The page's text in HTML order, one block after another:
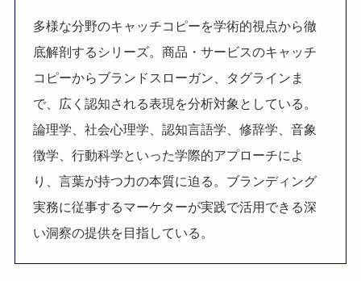
多様な分野のキャッチコピーを学術的視点から徹
底解剖するシリーズ。商品・サービスのキャッチ
コピーからブランドスローガン、タグラインま
で、広く認知される表現を分析対象としている。
論理学、社会心理学、認知言語学、修辞学、音象
徴学、行動科学といった学際的アプローチによ
り、言葉が持つ力の本質に迫る。ブランディング
実務に従事するマーケターが実践で活用できる深
い洞察の提供を目指している。